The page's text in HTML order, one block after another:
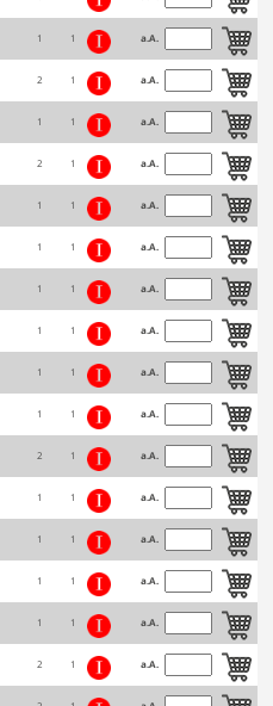
1 1 a.A.
2 1 a.A.
1 1 a.A.
2 1 a.A.
1 1 a.A.
1 1 a.A.
1 1 a.A.
1 1 a.A.
1 1 a.A.
1 1 a.A.
2 1 a.A.
1 1 a.A.
1 1 a.A.
1 1 a.A.
1 1 a.A.
2 1 a.A.